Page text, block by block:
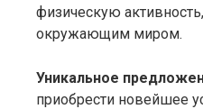
физическую
окружающим миром.
Уникальное
приобрести новейшее